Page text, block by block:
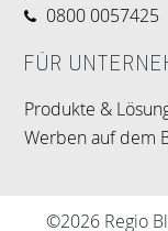
0800 0057425
FÜR
Produkte &
Werben auf dem
©2026 Regio